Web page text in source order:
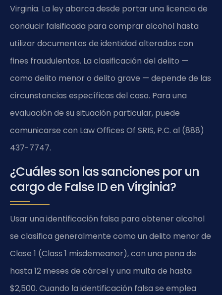
Virginia. La ley abarca desde portar una licencia de
conducir falsificada para comprar alcohol hasta
utilizar documentos de identidad alterados con
fines fraudulentos. La clasificación del delito —
como delito menor o delito grave — depende de las
circunstancias específicas del caso. Para una
evaluación de su situación particular, puede
comunicarse con Law Offices Of SRIS, P.C. al (888)
437-7747.
¿Cuáles son las sanciones por un
cargo de False ID en Virginia?
Usar una identificación falsa para obtener alcohol
se clasifica generalmente como un delito menor de
Clase 1 (Class 1 misdemeanor), con una pena de
hasta 12 meses de cárcel y una multa de hasta
$2,500. Cuando la identificación falsa se emplea